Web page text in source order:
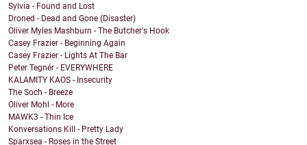
Sylvia - Found and Lost
Droned - Dead and Gone (Disaster)
Oliver Myles Mashburn - The Butcher's Hook
Casey Frazier - Beginning Again
Casey Frazier - Lights At The Bar
Peter Tegnér - EVERYWHERE
KALAMITY KAOS - Insecurity
The Soch - Breeze
Oliver Mohl - More
MAWK3 - Thin Ice
Konversations Kill - Pretty Lady
Sparxsea - Roses in the Street